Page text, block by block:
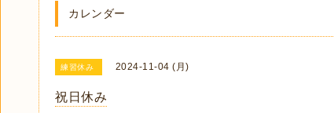
カレンダー
練習休み 2024-11-04 (月)
祝日休み